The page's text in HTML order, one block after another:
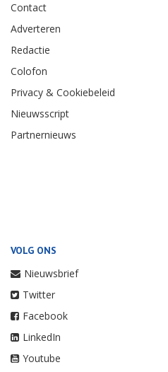
Contact
Adverteren
Redactie
Colofon
Privacy & Cookiebeleid
Nieuwsscript
Partnernieuws
VOLG ONS
Nieuwsbrief
Twitter
Facebook
LinkedIn
Youtube